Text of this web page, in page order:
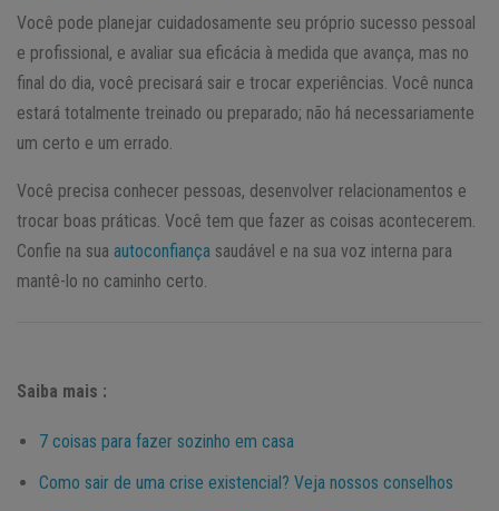
Você pode planejar cuidadosamente seu próprio sucesso pessoal
e profissional, e avaliar sua eficácia à medida que avança, mas no
final do dia, você precisará sair e trocar experiências. Você nunca
estará totalmente treinado ou preparado; não há necessariamente
um certo e um errado.
Você precisa conhecer pessoas, desenvolver relacionamentos e
trocar boas práticas. Você tem que fazer as coisas acontecerem.
Confie na sua autoconfiança saudável e na sua voz interna para
mantê-lo no caminho certo.
Saiba mais :
7 coisas para fazer sozinho em casa
Como sair de uma crise existencial? Veja nossos conselhos